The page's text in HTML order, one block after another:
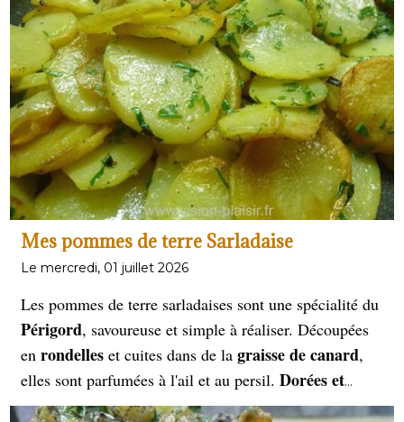
Mes pommes de terre Sarladaise
Le mercredi, 01 juillet 2026
Les pommes de terre sarladaises sont une spécialité du
Périgord, savoureuse et simple à réaliser. Découpées
en rondelles et cuites dans de la graisse de canard,
elles sont parfumées à l'ail et au persil. Dorées et
fondantes, elles accompagnent à merveille confits,